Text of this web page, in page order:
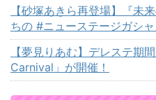
【砂塚あきら再登場】『未
ちの #ニューステージガシャ
【夢見りあむ】デレステ期
Carnival」が開催！